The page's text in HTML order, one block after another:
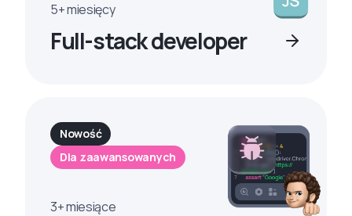
5+ miesięcy
Full-stack developer
Nowość
Dla zaawansowanych
3+ miesiące